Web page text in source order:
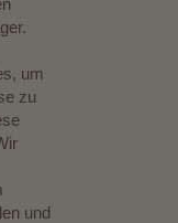
um
zu
und